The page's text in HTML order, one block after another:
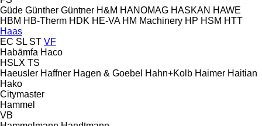
Güde Günther Güntner H&M HANOMAG HASKAN HAWE
HBM HB‑Therm HDK HE-VA HM Machinery HP HSM HTT
Haas
EC SL ST VF
Habämfa Haco
HSLX TS
Haeusler Haffner Hagen & Goebel Hahn+Kolb Haimer Haitian
Hako
Citymaster
Hammel
VB